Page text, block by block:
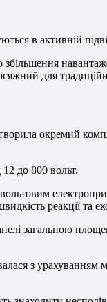
в активній
для
окремий
до 800 вольт.
реакції та
загальною
з